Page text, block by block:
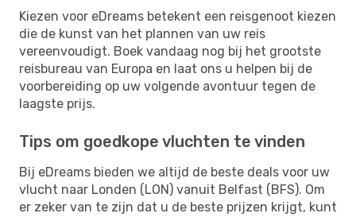
Kiezen voor eDreams betekent een reisgenoot kiezen
die de kunst van het plannen van uw reis
vereenvoudigt. Boek vandaag nog bij het grootste
reisbureau van Europa en laat ons u helpen bij de
voorbereiding op uw volgende avontuur tegen de
laagste prijs.
Tips om goedkope vluchten te vinden
Bij eDreams bieden we altijd de beste deals voor uw
vlucht naar Londen (LON) vanuit Belfast (BFS). Om
er zeker van te zijn dat u de beste prijzen krijgt, kunt